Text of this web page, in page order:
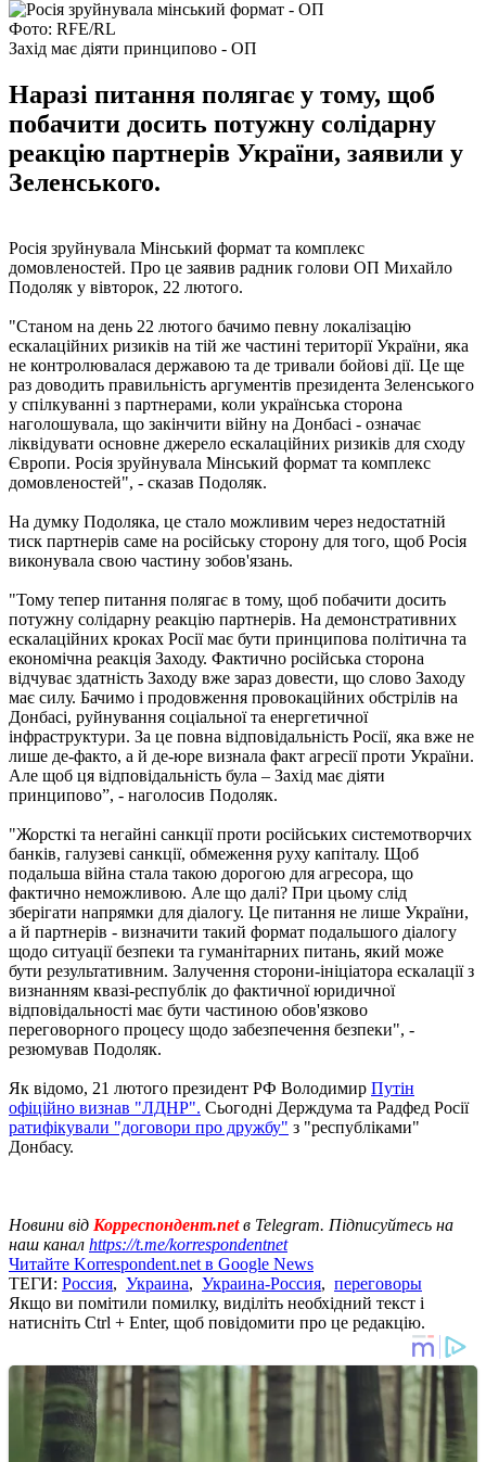
Фото: RFE/RL
Захід має діяти принципово - ОП
Наразі питання полягає у тому, щоб
побачити досить потужну солідарну
реакцію партнерів України, заявили у
Зеленського.
Росія зруйнувала Мінський формат та комплекс
домовленостей. Про це заявив радник голови ОП Михайло
Подоляк у вівторок, 22 лютого.
"Станом на день 22 лютого бачимо певну локалізацію
ескалаційних ризиків на тій же частині території України, яка
не контролювалася державою та де тривали бойові дії. Це ще
раз доводить правильність аргументів президента Зеленського
у спілкуванні з партнерами, коли українська сторона
наголошувала, що закінчити війну на Донбасі - означає
ліквідувати основне джерело ескалаційних ризиків для сходу
Європи. Росія зруйнувала Мінський формат та комплекс
домовленостей", - сказав Подоляк.
На думку Подоляка, це стало можливим через недостатній
тиск партнерів саме на російську сторону для того, щоб Росія
виконувала свою частину зобов'язань.
"Тому тепер питання полягає в тому, щоб побачити досить
потужну солідарну реакцію партнерів. На демонстративних
ескалаційних кроках Росії має бути принципова політична та
економічна реакція Заходу. Фактично російська сторона
відчуває здатність Заходу вже зараз довести, що слово Заходу
має силу. Бачимо і продовження провокаційних обстрілів на
Донбасі, руйнування соціальної та енергетичної
інфраструктури. За це повна відповідальність Росії, яка вже не
лише де-факто, а й де-юре визнала факт агресії проти України.
Але щоб ця відповідальність була – Захід має діяти
принципово”, - наголосив Подоляк.
"Жорсткі та негайні санкції проти російських системотворчих
банків, галузеві санкції, обмеження руху капіталу. Щоб
подальша війна стала такою дорогою для агресора, що
фактично неможливою. Але що далі? При цьому слід
зберігати напрямки для діалогу. Це питання не лише України,
а й партнерів - визначити такий формат подальшого діалогу
щодо ситуації безпеки та гуманітарних питань, який може
бути результативним. Залучення сторони-ініціатора ескалації з
визнанням квазі-республік до фактичної юридичної
відповідальності має бути частиною обов'язково
переговорного процесу щодо забезпечення безпеки", -
резюмував Подоляк.
Як відомо, 21 лютого президент РФ Володимир Путін
офіційно визнав "ЛДНР". Сьогодні Держдума та Радфед Росії
ратифікували "договори про дружбу" з "республіками"
Донбасу.
Новини від Корреспондент.netв Telegram. Підписуйтесь на
наш канал https://t.me/korrespondentnet
Читайте Korrespondent.net в Google News
ТЕГИ: Россия, Украина, Украина-Россия, переговоры
Якщо ви помітили помилку, виділіть необхідний текст і
натисніть Ctrl + Enter, щоб повідомити про це редакцію.